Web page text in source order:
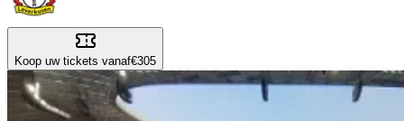
Koop uw tickets vanaf€305